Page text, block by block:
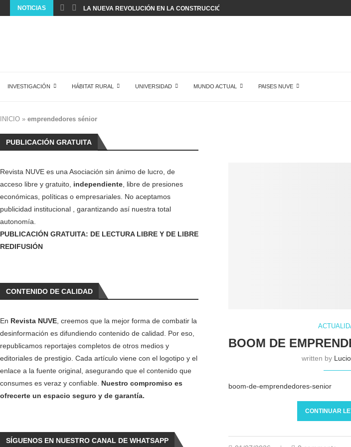
NOTICIAS LA NUEVA REVOLUCIÓN EN LA CONSTRUCCIÓN
INVESTIGACIÓN HÁBITAT RURAL UNIVERSIDAD MUNDO ACTUAL PAISES NUVE
INICIO » emprendedores sénior
BOOM DE
written by
boom-de-emprendedores-senior
CONTINUAR
PUBLICACIÓN GRATUITA
Revista NUVE es una Asociación sin ánimo de lucro, de
acceso libre y gratuito, independiente , libre de presiones
económicas, políticas o empresariales. No aceptamos
publicidad institucional , garantizando así nuestra total
autonomía.
PUBLICACIÓN GRATUITA: DE LECTURA LIBRE Y DE LIBRE
REDIFUSIÓN
CONTENIDO DE CALIDAD
En Revista NUVE , creemos que la mejor forma de combatir la
desinformación es difundiendo contenido de calidad. Por eso,
republicamos reportajes completos de otros medios y
editoriales de prestigio. Cada artículo viene con el logotipo y el
enlace a la fuente original, asegurando que el contenido que
consumes es veraz y confiable. Nuestro compromiso es
ofrecerte un espacio seguro y de garantía.
SÍGUENOS EN NUESTRO CANAL DE WHATSAPP